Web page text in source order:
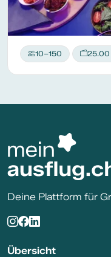
10–150 25.00
Deine Plattform für
Übersicht